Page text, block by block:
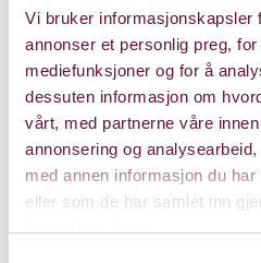
Vi bruker informasjonskapsler
annonser et personlig preg,
mediefunksjoner og for å
dessuten informasjon om
vårt, med partnerne våre
annonsering og
med annen informasjon du
eller som de har samlet inn
Varighet: Kl.